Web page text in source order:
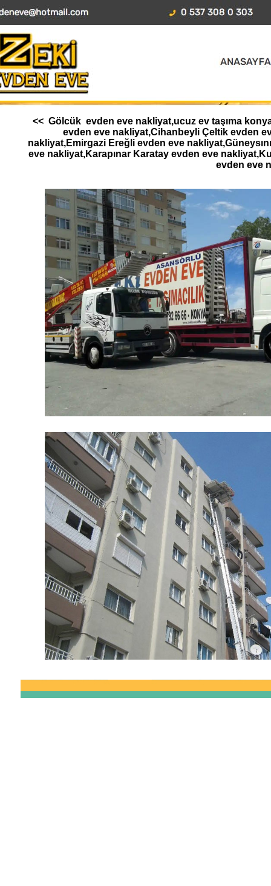
<< Gölcük evden eve nakliyat,ucuz ev taşıma
evden eve nakliyat,Cihanbeyli Çeltik evden
nakliyat,Emirgazi Ereğli evden eve
eve nakliyat,Karapınar Karatay evden eve
evden eve